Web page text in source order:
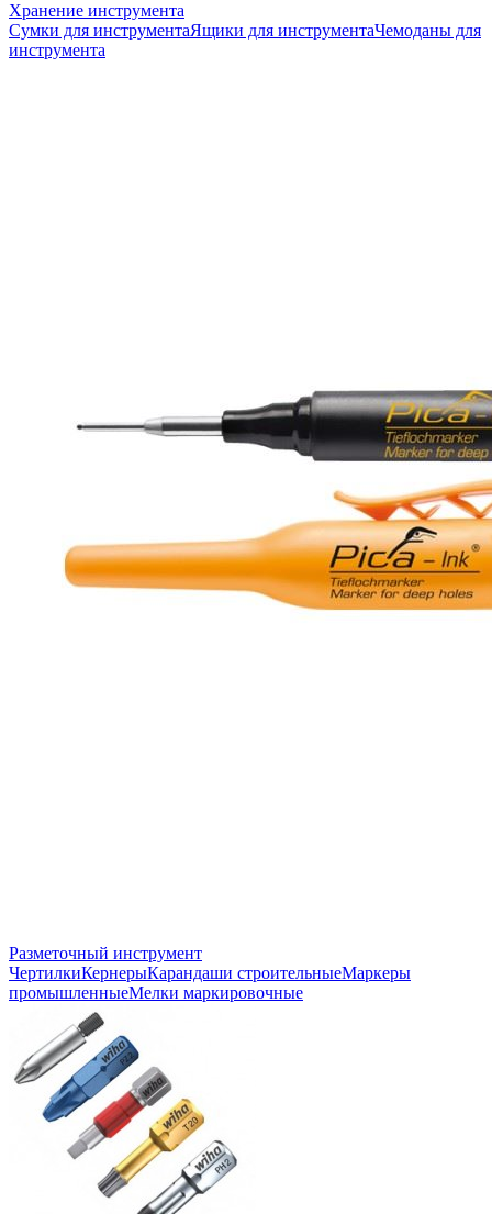
Хранение инструмента
Сумки для инструментаЯщики для инструментаЧемоданы для
инструмента
Разметочный инструмент
ЧертилкиКернерыКарандаши строительныеМаркеры
промышленныеМелки маркировочные